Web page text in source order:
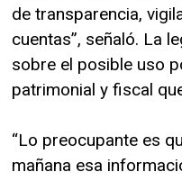
de transparencia,
cuentas”, señaló. La
sobre el posible uso
patrimonial y fiscal
“Lo preocupante es
mañana esa